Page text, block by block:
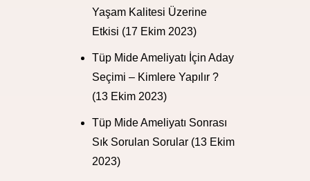
Yaşam Kalitesi Üzerine
Etkisi (17 Ekim 2023)
Tüp Mide Ameliyatı İçin Aday
Seçimi – Kimlere Yapılır ?
(13 Ekim 2023)
Tüp Mide Ameliyatı Sonrası
Sık Sorulan Sorular (13 Ekim
2023)